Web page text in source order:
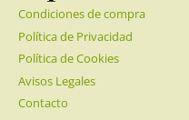
Condiciones de compra
Política de Privacidad
Política de Cookies
Avisos Legales
Contacto